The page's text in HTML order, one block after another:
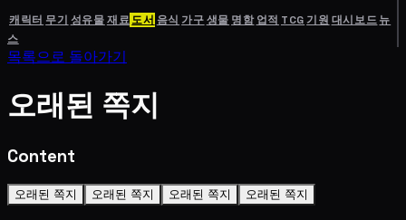
캐릭터 무기 성유물재료도서 음식 가구생물 명함 업적 TCG기원 대시보드뉴
스
목록으로 돌아가기
오래된 쪽지
Content
오래된 쪽지 오래된 쪽지 오래된 쪽지 오래된 쪽지